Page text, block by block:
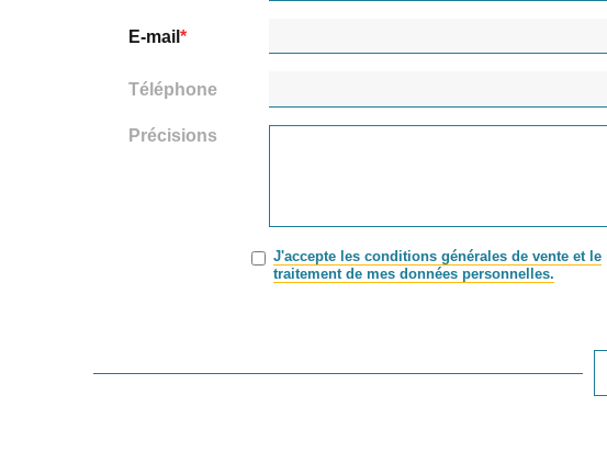
E-mail
Téléphone
Précisions
J'accepte les conditions générales de vente et le
traitement de mes données personnelles.